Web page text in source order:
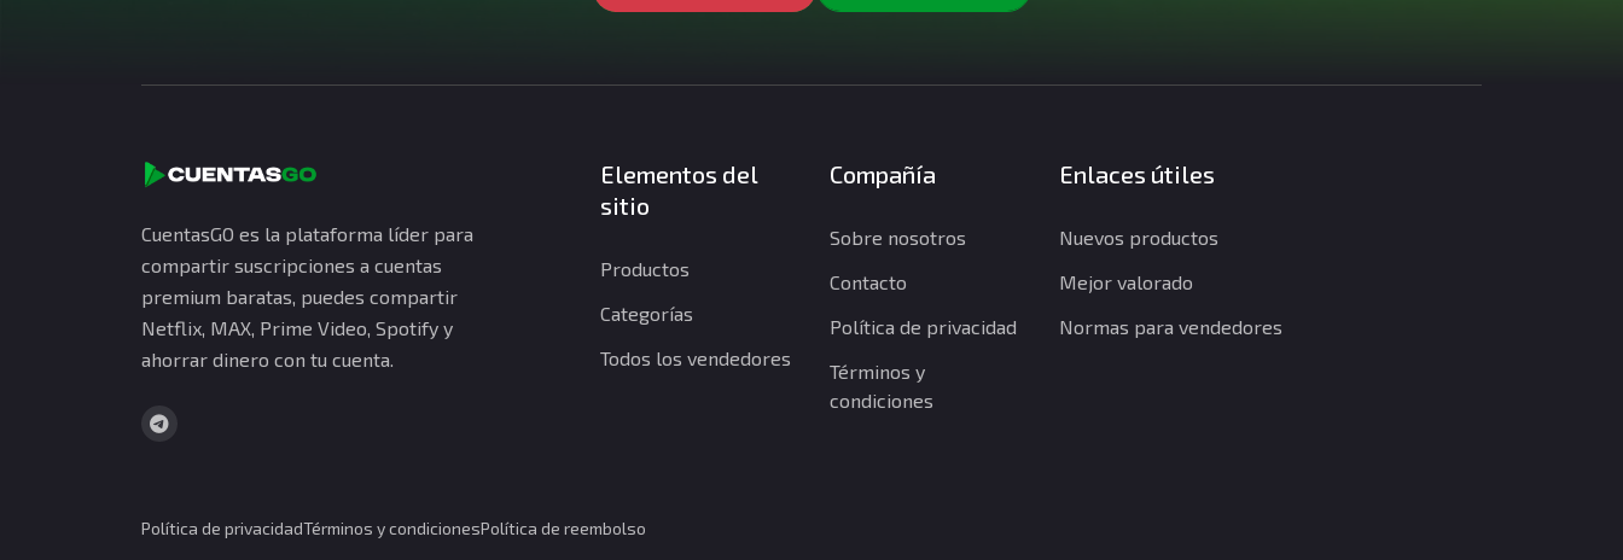
CuentasGO es la plataforma líder para
compartir suscripciones a cuentas
premium baratas, puedes compartir
Netflix, MAX, Prime Video, Spotify y
ahorrar dinero con tu cuenta.
Elementos del
sitio
Productos
Categorías
Todos los vendedores
Compañía
Sobre nosotros
Contacto
Política de privacidad
Términos y
condiciones
Enlaces útiles
Nuevos productos
Mejor valorado
Normas para vendedores
Política de privacidadTérminos y condicionesPolítica de reembolso